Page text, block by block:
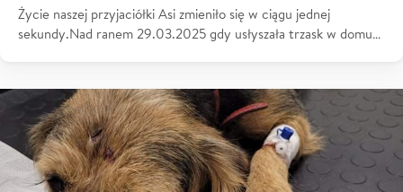
Życie naszej przyjaciółki Asi zmieniło się w ciągu jednej
sekundy.Nad ranem 29.03.2025 gdy usłyszała trzask w domu…